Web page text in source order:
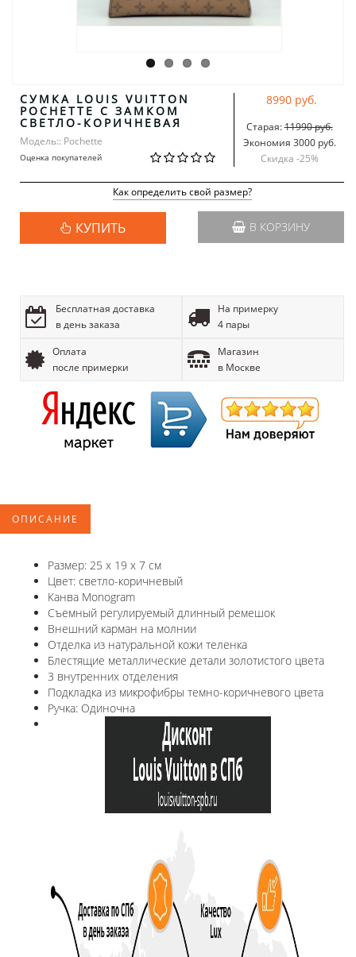
СУМКА LOUIS VUITTON
POCHETTE С ЗАМКОМ
СВЕТЛО-КОРИЧНЕВАЯ
Модель:: Pochette
Оценка покупателей
8990 руб.
Старая:11990 руб.
Экономия 3000 руб.
Скидка -25%
Как определить свой размер?
КУПИТЬ В КОРЗИНУ
Бесплатная доставка
в день заказа
На примерку
4 пары
Оплата
после примерки
Магазин
в Москве
ОПИСАНИЕ
Размер: 25 x 19 x 7 см
Цвет: светло-коричневый
Канва Monogram
Съемный регулируемый длинный ремешок
Внешний карман на молнии
Отделка из натуральной кожи теленка
Блестящие металлические детали золотистого цвета
3 внутренних отделения
Подкладка из микрофибры темно-коричневого цвета
Ручка: Одиночна